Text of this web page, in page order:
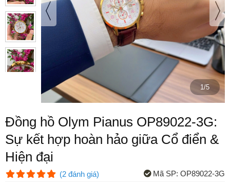
1/5
Đồng hồ Olym Pianus OP89022-3G:
Sự kết hợp hoàn hảo giữa Cổ điển &
Hiện đại
(2 đánh giá) Mã SP: OP89022-3G